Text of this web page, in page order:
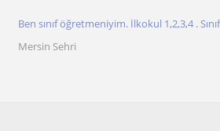
Ben sınıf öğretmeniyim. İlkokul 1,2,3,4 .
Mersin Sehri